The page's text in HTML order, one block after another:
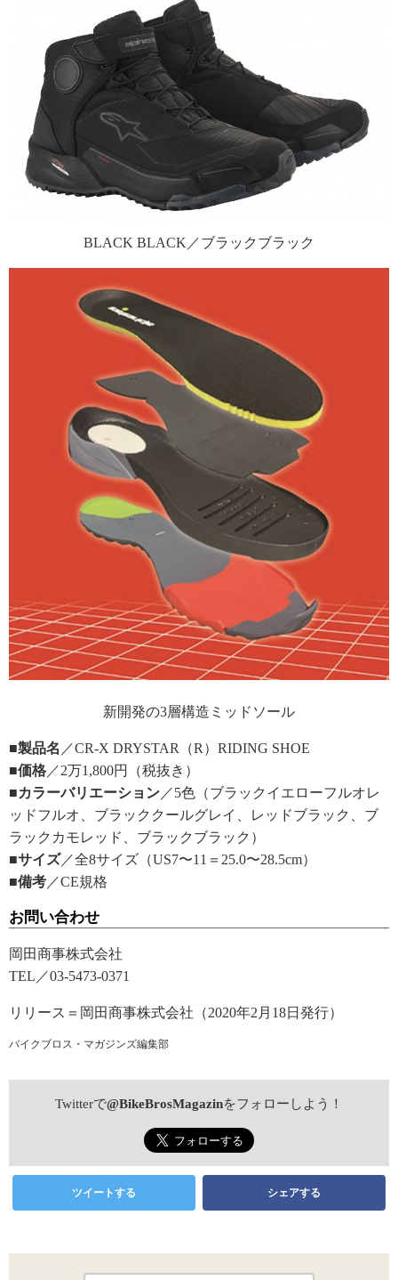
BLACK BLACK／ブラックブラック
新開発の3層構造ミッドソール
■製品名 ／CR-X DRYSTAR（R）RIDING SHOE
■価格 ／2万1,800円（税抜き）
■カラーバリエーション ／5色（ブラックイエローフルオレ
ッドフルオ、ブラッククールグレイ、レッドブラック、ブ
ラックカモレッド、ブラックブラック）
■サイズ／全8サイズ（US7〜11＝25.0〜28.5cm）
■備考 ／CE規格
お問い合わせ
岡田商事株式会社
TEL／03-5473-0371
リリース＝岡田商事株式会社（2020年2月18日発行）
バイクブロス・マガジンズ編集部
Twitterで@BikeBrosMagazinをフォローしよう！
ツイートする シェアする